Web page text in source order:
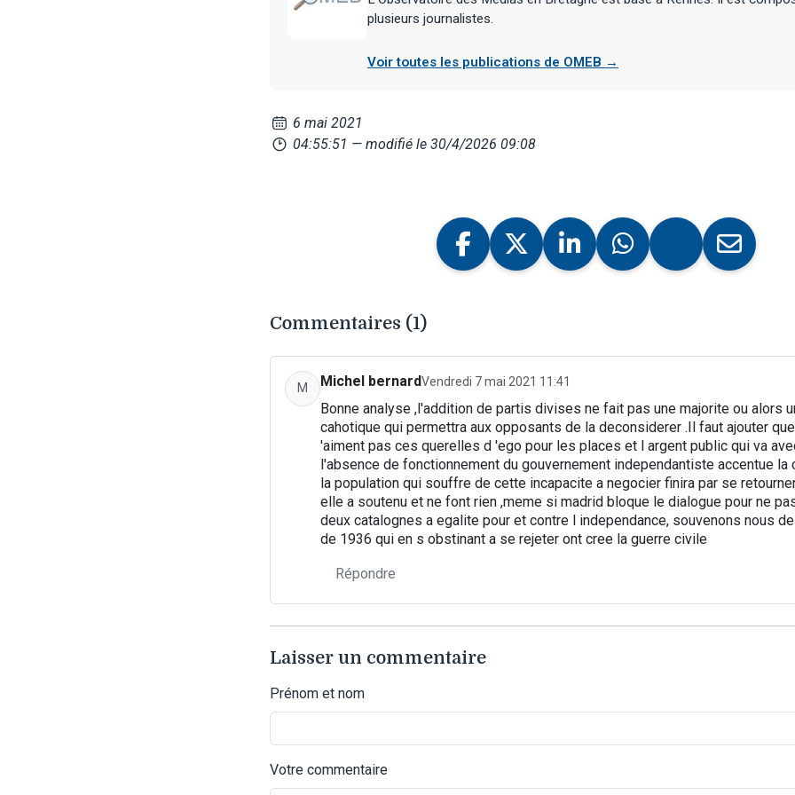
plusieurs journalistes.
Voir toutes les publications de OMEB →
6 mai 2021
04:55:51 — modifié le 30/4/2026 09:08
Commentaires (1)
M Michel bernardVendredi 7 mai 2021 11:41
Bonne analyse ,l'addition de partis divises ne fait pas une majorite ou alors
cahotique qui permettra aux opposants de la deconsiderer .Il faut ajouter
'aiment pas ces querelles d 'ego pour les places et l argent public qui va
l'absence de fonctionnement du gouvernement independantiste accentue la
la population qui souffre de cette incapacite a negocier finira par se
elle a soutenu et ne font rien ,meme si madrid bloque le dialogue pour ne
deux catalognes a egalite pour et contre l independance, souvenons nous
de 1936 qui en s obstinant a se rejeter ont cree la guerre civile
Répondre
Laisser un commentaire
Prénom et nom
Votre commentaire